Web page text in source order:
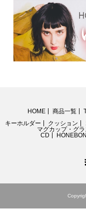
HOME 商品一覧
キーホルダー
クッション
マグカップ・グラ
CD